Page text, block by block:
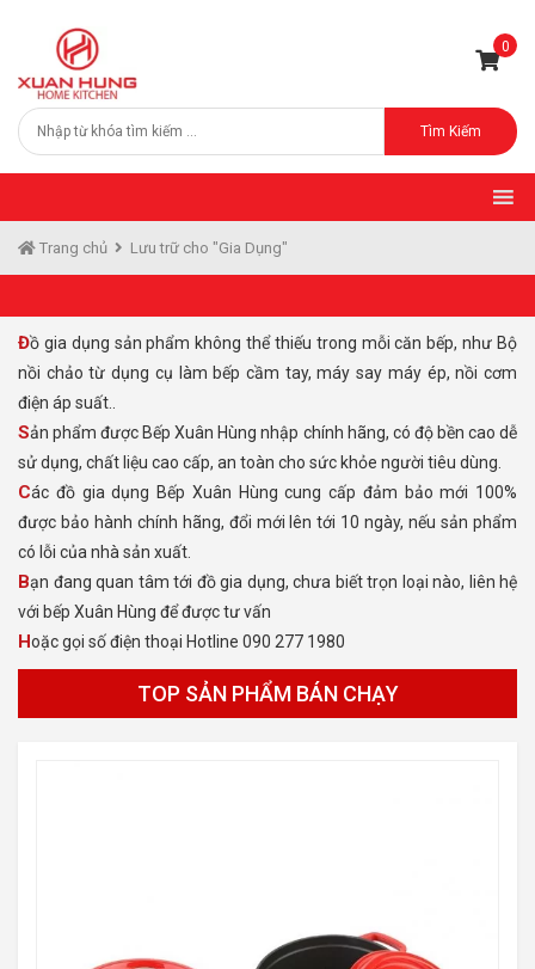
0
Tìm Kiếm
Trang chủ Lưu trữ cho "Gia Dụng"
Đồ gia dụng sản phẩm không thể thiếu trong mỗi căn bếp, như Bộ
nồi chảo từ dụng cụ làm bếp cầm tay, máy say máy ép, nồi cơm
điện áp suất..
Sản phẩm được Bếp Xuân Hùng nhập chính hãng, có độ bền cao dễ
sử dụng, chất liệu cao cấp, an toàn cho sức khỏe người tiêu dùng.
Các đồ gia dụng Bếp Xuân Hùng cung cấp đảm bảo mới 100%
được bảo hành chính hãng, đổi mới lên tới 10 ngày, nếu sản phẩm
có lỗi của nhà sản xuất.
Bạn đang quan tâm tới đồ gia dụng, chưa biết trọn loại nào, liên hệ
với bếp Xuân Hùng để được tư vấn
Hoặc gọi số điện thoại Hotline 090 277 1980
TOP SẢN PHẨM BÁN CHẠY